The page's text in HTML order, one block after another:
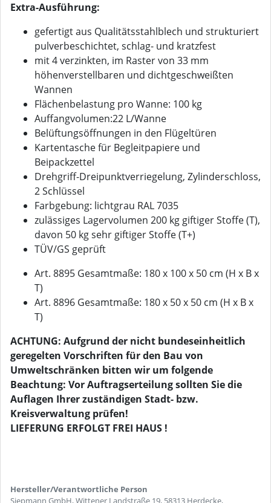
Extra-Ausführung:
gefertigt aus Qualitätsstahlblech und strukturiert
pulverbeschichtet, schlag- und kratzfest
mit 4 verzinkten, im Raster von 33 mm
höhenverstellbaren und dichtgeschweißten
Wannen
Flächenbelastung pro Wanne: 100 kg
Auffangvolumen:22 L/Wanne
Belüftungsöffnungen in den Flügeltüren
Kartentasche für Begleitpapiere und
Beipackzettel
Drehgriff-Dreipunktverriegelung, Zylinderschloss,
2 Schlüssel
Farbgebung: lichtgrau RAL 7035
zulässiges Lagervolumen 200 kg giftiger Stoffe (T),
davon 50 kg sehr giftiger Stoffe (T+)
TÜV/GS geprüft
Art. 8895 Gesamtmaße: 180 x 100 x 50 cm (H x B x
T)
Art. 8896 Gesamtmaße: 180 x 50 x 50 cm (H x B x
T)
ACHTUNG: Aufgrund der nicht bundeseinheitlich
geregelten Vorschriften für den Bau von
Umweltschränken bitten wir um folgende
Beachtung: Vor Auftragserteilung sollten Sie die
Auflagen Ihrer zuständigen Stadt- bzw.
Kreisverwaltung prüfen!
LIEFERUNG ERFOLGT FREI HAUS !
Hersteller/Verantwortliche Person
Siepmann GmbH, Wittener Landstraße 19, 58313 Herdecke,